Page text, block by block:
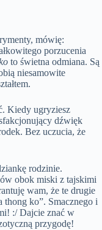
mówię:
porzucenia
to świetna odmiana. Są
niesamowite
Kiedy ugryziesz
dźwięk
Bez uczucia, że
rodzinie.
obok miski z tajskimi
wam, że te drugie
thong ko”. Smacznego i
:/ Dajcie znać w
przygodę!